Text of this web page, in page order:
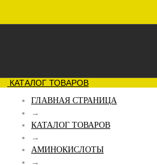
КАТАЛОГ ТОВАРОВ
ГЛАВНАЯ СТРАНИЦА
→
КАТАЛОГ ТОВАРОВ
→
АМИНОКИСЛОТЫ
→